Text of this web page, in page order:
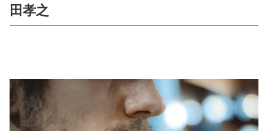
田孝之